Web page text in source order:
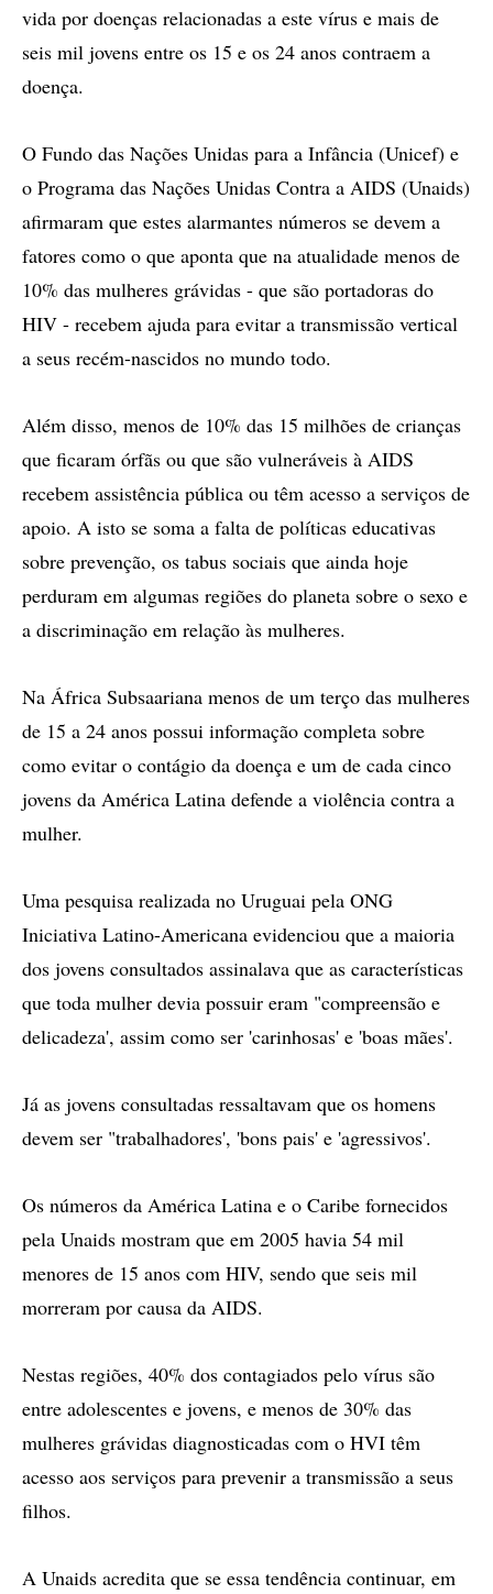
vida por doenças relacionadas a este vírus e mais de
seis mil jovens entre os 15 e os 24 anos contraem a
doença.
O Fundo das Nações Unidas para a Infância (Unicef) e
o Programa das Nações Unidas Contra a AIDS (Unaids)
afirmaram que estes alarmantes números se devem a
fatores como o que aponta que na atualidade menos de
10% das mulheres grávidas - que são portadoras do
HIV - recebem ajuda para evitar a transmissão vertical
a seus recém-nascidos no mundo todo.
Além disso, menos de 10% das 15 milhões de crianças
que ficaram órfãs ou que são vulneráveis à AIDS
recebem assistência pública ou têm acesso a serviços de
apoio. A isto se soma a falta de políticas educativas
sobre prevenção, os tabus sociais que ainda hoje
perduram em algumas regiões do planeta sobre o sexo e
a discriminação em relação às mulheres.
Na África Subsaariana menos de um terço das mulheres
de 15 a 24 anos possui informação completa sobre
como evitar o contágio da doença e um de cada cinco
jovens da América Latina defende a violência contra a
mulher.
Uma pesquisa realizada no Uruguai pela ONG
Iniciativa Latino-Americana evidenciou que a maioria
dos jovens consultados assinalava que as características
que toda mulher devia possuir eram "compreensão e
delicadeza', assim como ser 'carinhosas' e 'boas mães'.
Já as jovens consultadas ressaltavam que os homens
devem ser "trabalhadores', 'bons pais' e 'agressivos'.
Os números da América Latina e o Caribe fornecidos
pela Unaids mostram que em 2005 havia 54 mil
menores de 15 anos com HIV, sendo que seis mil
morreram por causa da AIDS.
Nestas regiões, 40% dos contagiados pelo vírus são
entre adolescentes e jovens, e menos de 30% das
mulheres grávidas diagnosticadas com o HVI têm
acesso aos serviços para prevenir a transmissão a seus
filhos.
A Unaids acredita que se essa tendência continuar, em